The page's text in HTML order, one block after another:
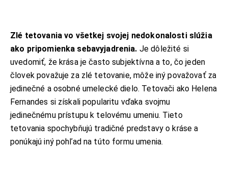
Zlé tetovania vo všetkej svojej nedokonalosti slúžia
ako pripomienka sebavyjadrenia. Je dôležité si
uvedomiť, že krása je často subjektívna a to, čo jeden
človek považuje za zlé tetovanie, môže iný považovať za
jedinečné a osobné umelecké dielo. Tetovači ako Helena
Fernandes si získali popularitu vďaka svojmu
jedinečnému prístupu k telovému umeniu. Tieto
tetovania spochybňujú tradičné predstavy o kráse a
ponúkajú iný pohľad na túto formu umenia.
KONTAKT
ADRESA:
Jantárová 30, Košice
TELEFÓN:
+421 901 762 147
ahoj@lalala.sk
SME DOSTUPNÍ:
Pon - Pia/ 9:00 - 15:00